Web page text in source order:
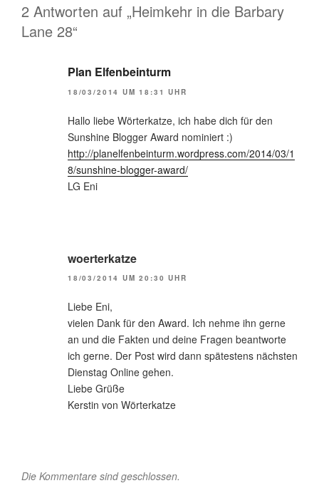
2 Antworten auf „Heimkehr in die Barbary
Lane 28“
Plan Elfenbeinturm
18/03/2014 UM 18:31 UHR
Hallo liebe Wörterkatze, ich habe dich für den
Sunshine Blogger Award nominiert :)
http://planelfenbeinturm.wordpress.com/2014/03/1
8/sunshine-blogger-award/
LG Eni
woerterkatze
18/03/2014 UM 20:30 UHR
Liebe Eni,
vielen Dank für den Award. Ich nehme ihn gerne
an und die Fakten und deine Fragen beantworte
ich gerne. Der Post wird dann spätestens nächsten
Dienstag Online gehen.
Liebe Grüße
Kerstin von Wörterkatze
Die Kommentare sind geschlossen.